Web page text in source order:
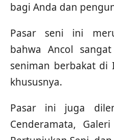
bagi Anda dan
Pasar seni ini
bahwa Ancol
seniman berbakat di
khususnya.
Pasar ini juga
Cenderamata,